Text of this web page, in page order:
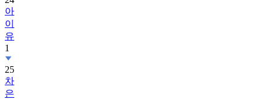
아
이
유
1
25
차
은